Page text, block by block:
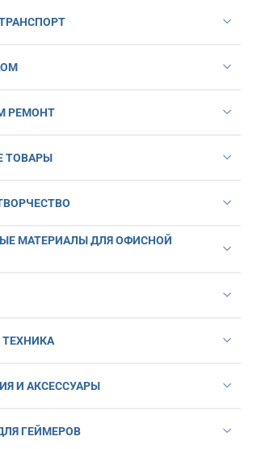
РЕМОНТ
ТОВАРЫ
МАТЕРИАЛЫ ДЛЯ ОФИСНОЙ
И АКСЕССУАРЫ
ГЕЙМЕРОВ